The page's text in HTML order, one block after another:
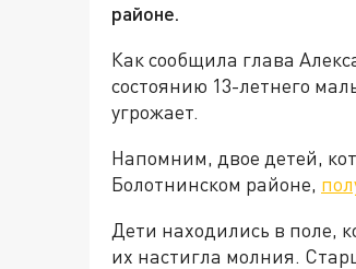
районе.
Как сообщила глава
состоянию 13-летнего
угрожает.
Напомним, двое детей,
Болотнинском районе,
Дети находились в поле,
их настигла молния.